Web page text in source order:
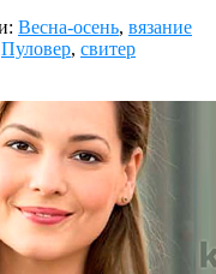
Весна-осень, вязание
Пуловер, свитер